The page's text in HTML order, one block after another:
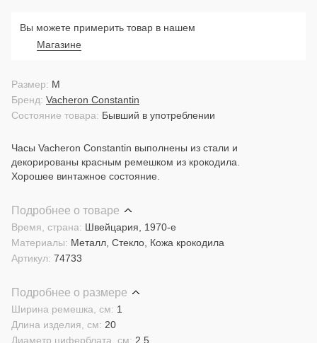
Вы можете примерить товар в нашем
Магазине
Состояние товара: Бывший в употреблении
Бренд: Vacheron Constantin
Размер: M
Часы Vacheron Constantin выполнены из стали и
декорированы красным ремешком из крокодила.
Хорошее винтажное состояние.
Подробнее о товаре
Материалы: Металл, Стекло, Кожа крокодила
Время, страна: Швейцария, 1970-е
Артикул: 74733
Подробнее о размере
Диаметр циферблата, см: 2.5
Длина изделия, см: 20
Ширина ремешка, см: 1